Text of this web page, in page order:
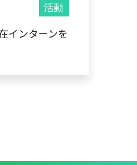
活動
インターンを